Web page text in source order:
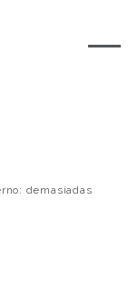
demasiadas